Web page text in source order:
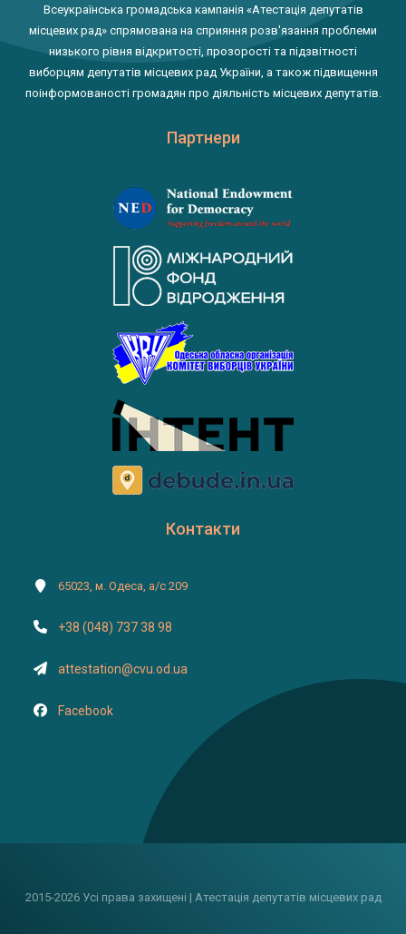
Всеукраїнська громадська кампанія «Атестація депутатів
місцевих рад» спрямована на сприяння розв'язання проблеми
низького рівня відкритості, прозорості та підзвітності
виборцям депутатів місцевих рад України, а також підвищення
поінформованості громадян про діяльність місцевих депутатів.
Партнери
Контакти
65023, м. Одеса, а/с 209
+38 (048) 737 38 98
attestation@cvu.od.ua
Facebook
2015-2026 Усі права захищені | Атестація депутатів місцевих рад